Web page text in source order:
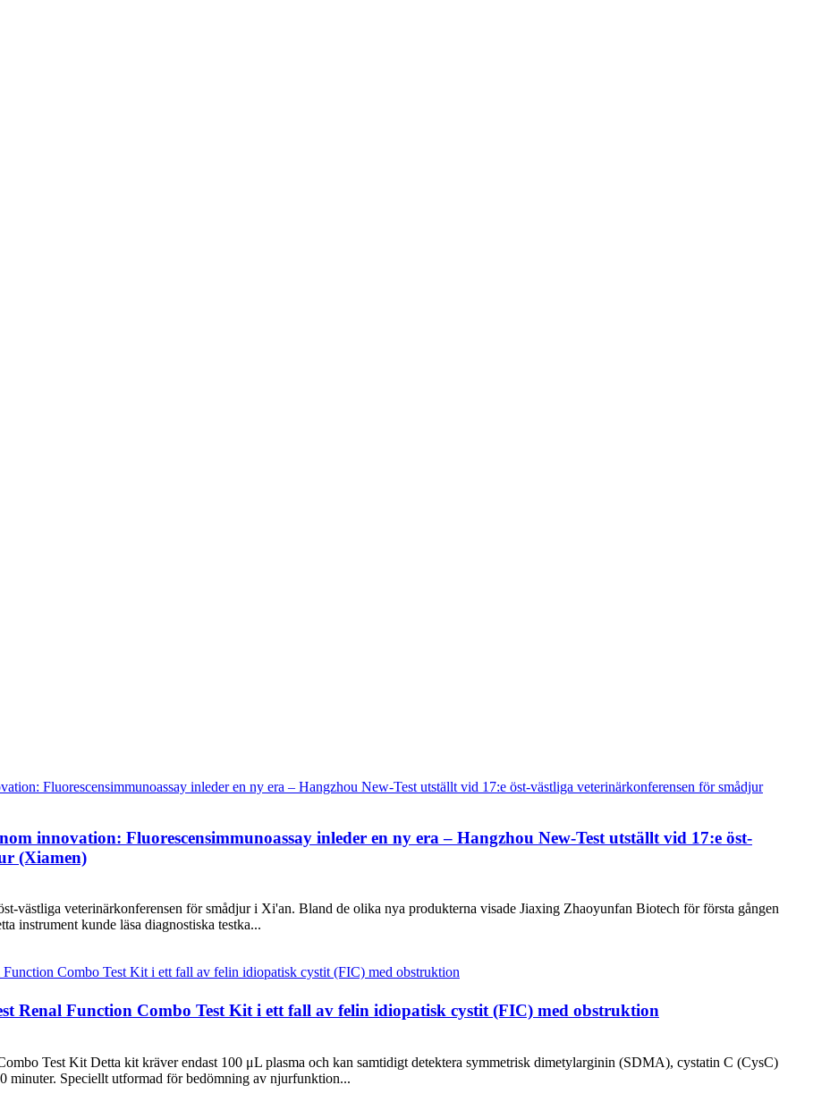
innovation: Fluorescensimmunoassay inleder en ny era – Hangzhou New-Test utställt vid 17:e öst-
(Xiamen)
västliga veterinärkonferensen för smådjur i Xi'an. Bland de olika nya produkterna visade Jiaxing Zhaoyunfan Biotech för första gången
instrument kunde läsa diagnostiska testka...
Renal Function Combo Test Kit i ett fall av felin idiopatisk cystit (FIC) med obstruktion
Test Kit Detta kit kräver endast 100 μL plasma och kan samtidigt detektera symmetrisk dimetylarginin (SDMA), cystatin C (CysC)
minuter. Speciellt utformad för bedömning av njurfunktion...